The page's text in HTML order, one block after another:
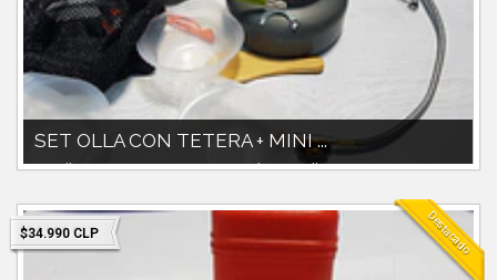
SET OLLA CON TETERA + MINI ...
Set olla 1800cc con tetera 800ccIncluye pocillos y accesorios
$34.990 CLP Destacado